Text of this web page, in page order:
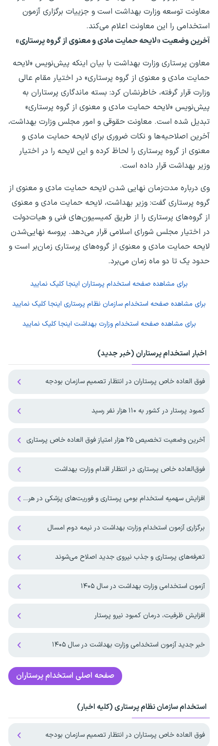
معاونت توسعه وزارت بهداشت است و جزییات برگزاری آزمون
استخدامی را این معاونت اعلام می‌کند.
آخرین وضعیت «لایحه حمایت مادی و معنوی از گروه پرستاری»
معاون پرستاری وزارت بهداشت با بیان اینکه پیش‌نویس «لایحه
حمایت مادی و معنوی از گروه پرستاری» در اختیار مقام عالی
وزارت قرار گرفته، خاطرنشان کرد: بسته ماندگاری پرستاران به
پیش‌نویس «لایحه حمایت مادی و معنوی از گروه پرستاری»
تبدیل شده است. معاونت حقوقی و امور مجلس وزارت بهداشت،
آخرین اصلاحیه‌ها و نکات ضروری برای لایحه حمایت مادی و
معنوی از گروه پرستاری را لحاظ کرده و این لایحه را در اختیار
وزیر بهداشت قرار داده است.
وی درباره مدت‌زمان نهایی شدن لایحه حمایت مادی و معنوی از
گروه پرستاری گفت: وزیر بهداشت، لایحه حمایت مادی و معنوی
از گروه‌های پرستاری را از طریق کمیسیون‌های فنی و هیات‌دولت
در اختیار مجلس شورای اسلامی قرار می‌دهد. پروسه نهایی‌شدن
لایحه حمایت مادی و معنوی از گروه‌های پرستاری زمان‌بر است و
حدود یک تا دو ماه زمان می‌برد.
برای مشاهده صفحه استخدام پرستاران اینجا کلیک نمایید
برای مشاهده صفحه استخدام سازمان نظام پرستاری اینجا کلیک نمایید
برای مشاهده صفحه استخدام وزارت بهداشت اینجا کلیک نمایید
اخبار استخدام پرستاران (خبر جدید)
فوق العاده خاص پرستاران در انتظار تصمیم سازمان بودجه
کمبود پرستار در کشور به ۱۱۰ هزار نفر رسید
آخرین وضعیت تخصیص ۲۵ هزار امتیاز فوق العاده خاص پرستاری
فوق‌العاده خاص پرستاری در انتظار اقدام وزارت بهداشت
افزایش سهمیه استخدام بومی پرستاری و فوریت‌های پزشکی در هرمزگان
برگزاری آزمون استخدام وزارت بهداشت در نیمه دوم امسال
تعرفه‌های پرستاری و جذب نیروی جدید اصلاح می‌شوند
آزمون استخدامی وزارت بهداشت در سال ۱۴۰۵
افزایش ظرفیت، درمان کمبود نیرو پرستار
خبر جدید آزمون استخدامی وزارت بهداشت در سال ۱۴۰۵
صفحه اصلی استخدام پرستاران
استخدام سازمان نظام پرستاری (کلیه اخبار)
فوق العاده خاص پرستاران در انتظار تصمیم سازمان بودجه